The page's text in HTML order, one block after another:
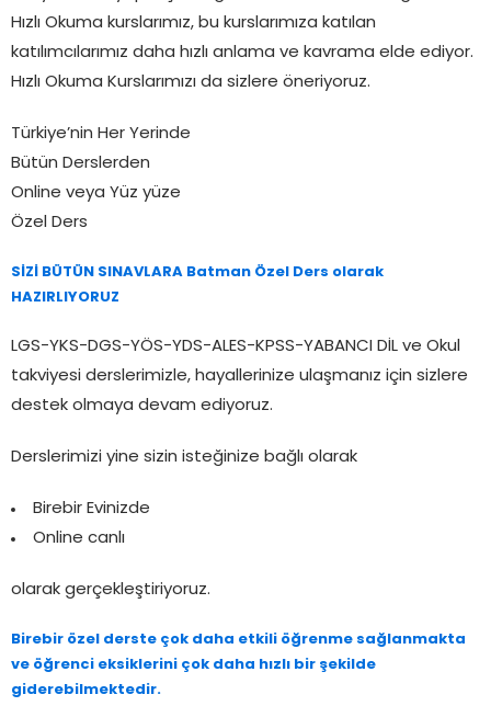
Hızlı Okuma kurslarımız, bu kurslarımıza katılan
katılımcılarımız daha hızlı anlama ve kavrama elde ediyor.
Hızlı Okuma Kurslarımızı da sizlere öneriyoruz.
Türkiye’nin Her Yerinde
Bütün Derslerden
Online veya Yüz yüze
Özel Ders
SİZİ BÜTÜN SINAVLARA Batman Özel Ders olarak
HAZIRLIYORUZ
LGS-YKS-DGS-YÖS-YDS-ALES-KPSS-YABANCI DİL ve Okul
takviyesi derslerimizle, hayallerinize ulaşmanız için sizlere
destek olmaya devam ediyoruz.
Derslerimizi yine sizin isteğinize bağlı olarak
Birebir Evinizde
Online canlı
olarak gerçekleştiriyoruz.
Birebir özel derste çok daha etkili öğrenme sağlanmakta
ve öğrenci eksiklerini çok daha hızlı bir şekilde
giderebilmektedir.